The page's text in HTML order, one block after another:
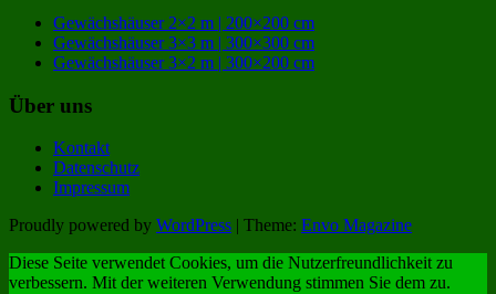
Gewächshäuser 2×2 m | 200×200 cm
Gewächshäuser 3×3 m | 300×300 cm
Gewächshäuser 3×2 m | 300×200 cm
Über uns
Kontakt
Datenschutz
Impressum
Proudly powered by WordPress | Theme: Envo Magazine
Diese Seite verwendet Cookies, um die Nutzerfreundlichkeit zu
verbessern. Mit der weiteren Verwendung stimmen Sie dem zu.